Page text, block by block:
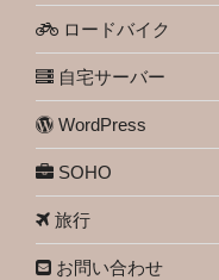
ロードバイク
自宅サーバー
WordPress
SOHO
旅行
お問い合わせ